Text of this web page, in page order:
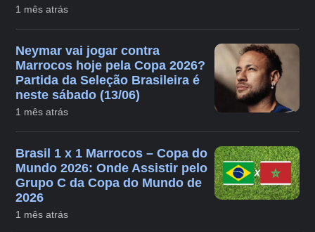
1 mês atrás
Neymar vai jogar contra
Marrocos hoje pela Copa 2026?
Partida da Seleção Brasileira é
neste sábado (13/06)
1 mês atrás
Brasil 1 x 1 Marrocos – Copa do
Mundo 2026: Onde Assistir pelo
Grupo C da Copa do Mundo de
2026
1 mês atrás